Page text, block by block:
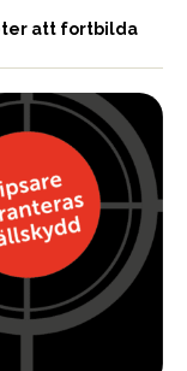
att fortbilda